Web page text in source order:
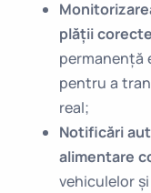
plății
permanență
pentru a
real;
Notificări
alimentare
vehiculelor